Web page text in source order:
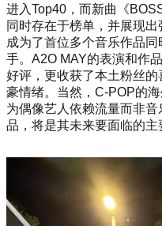
进入Top40，而新曲《
同时存在于榜单，并展现
成为了首位多个音乐作品
手。A2O MAY的表演和作
好评，更收获了本土粉丝
豪情绪。当然，C-POP的
为偶像艺人依赖流量而非
品，将是其未来要面临的主